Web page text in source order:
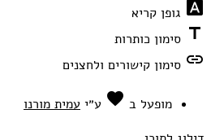
font_download גופן קריא
title סימון כותרות
link סימון קישורים ולחצנים
מופעל ב favorite אהבה
ע״י עמית מורנו